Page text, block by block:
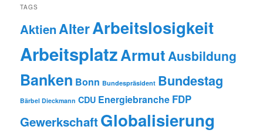
TAGS
AktienAlterArbeitslosigkeit
ArbeitsplatzArmutAusbildung
Banken Bonn Bundespräsident Bundestag
Bärbel Dieckmann CDU Energiebranche FDP
GewerkschaftGlobalisierung